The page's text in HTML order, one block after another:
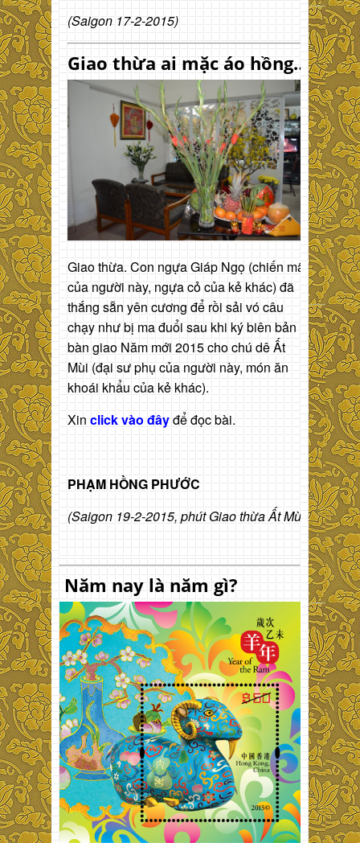
(Saigon 17-2-2015)
Giao thừa ai mặc áo hồng…
Giao thừa. Con ngựa Giáp Ngọ (chiến mã
của người này, ngựa cỏ của kẻ khác) đã
thắng sẵn yên cương để rồi sải vó câu
chạy như bị ma đuổi sau khi ký biên bản
bàn giao Năm mới 2015 cho chú dê Ất
Mùi (đại sư phụ của người này, món ăn
khoái khẩu của kẻ khác).
Xin click vào đâyđể đọc bài.
PHẠM HỒNG PHƯỚC
(Saigon 19-2-2015, phút Giao thừa Ất Mùi)
Năm nay là năm gì?